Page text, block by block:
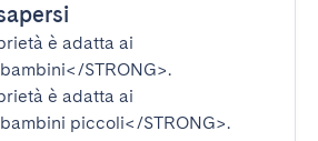
è adatta ai
STRONG>.
è adatta ai
piccoli</STRONG>.